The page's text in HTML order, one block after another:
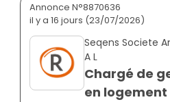
Annonce N°8870636
il y a 16 jours (23/07/2026)
Seqens Societe
A L
Chargé de
en logement